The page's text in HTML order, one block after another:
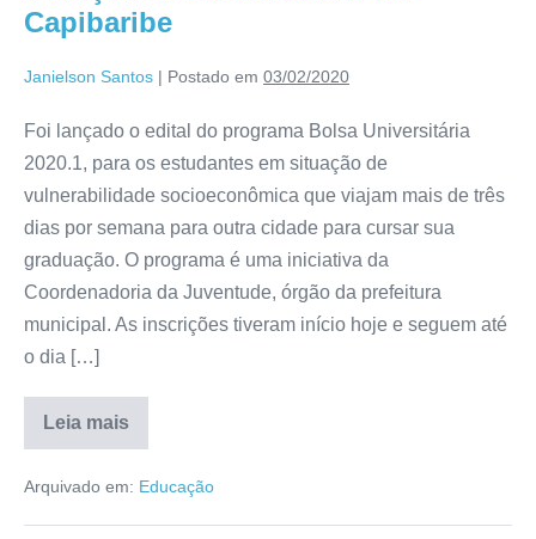
Capibaribe
Janielson Santos | Postado em 03/02/2020
Foi lançado o edital do programa Bolsa Universitária
2020.1, para os estudantes em situação de
vulnerabilidade socioeconômica que viajam mais de três
dias por semana para outra cidade para cursar sua
graduação. O programa é uma iniciativa da
Coordenadoria da Juventude, órgão da prefeitura
municipal. As inscrições tiveram início hoje e seguem até
o dia […]
Leia mais
Arquivado em: Educação